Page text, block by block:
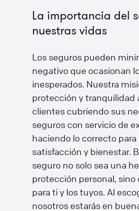
La importancia del
nuestras vidas
Los seguros pueden
negativo que ocasionan
inesperados. Nuestra
protección y tranquilidad
clientes cubriendo sus
seguros con servicio de
haciendo lo correcto para
satisfacción y bienestar.
seguro no solo sea una
protección personal,
para ti y los tuyos. Al
nosotros estarás en